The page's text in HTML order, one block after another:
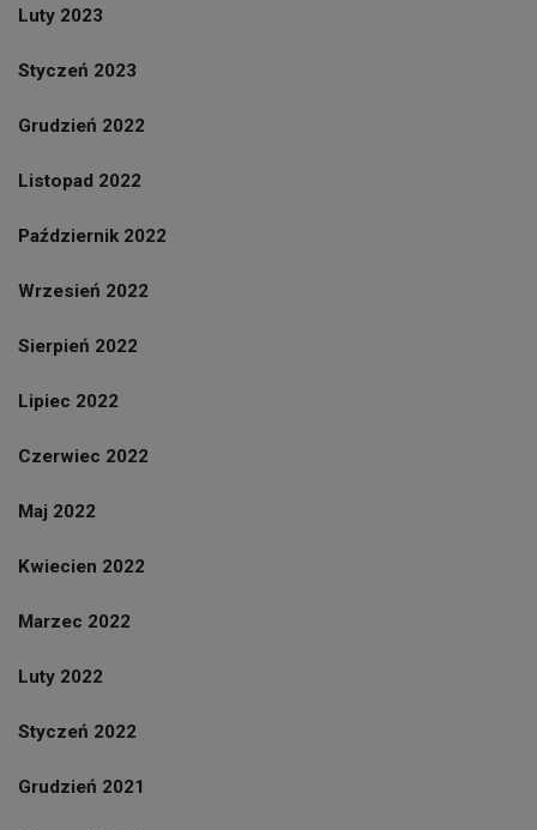
Luty 2023
Styczeń 2023
Grudzień 2022
Listopad 2022
Październik 2022
Wrzesień 2022
Sierpień 2022
Lipiec 2022
Czerwiec 2022
Maj 2022
Kwiecien 2022
Marzec 2022
Luty 2022
Styczeń 2022
Grudzień 2021